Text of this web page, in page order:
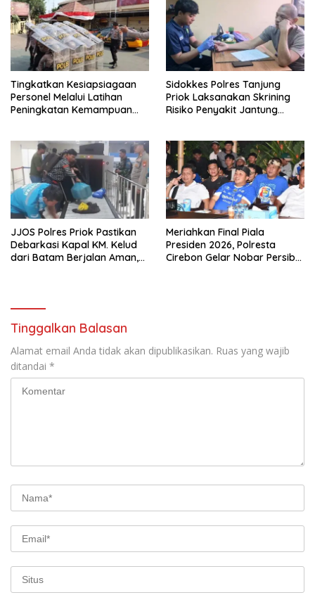
Tingkatkan Kesiapsiagaan
Personel Melalui Latihan
Peningkatan Kemampuan
Sidokkes Polres Tanjung
Priok Laksanakan Skrining
Risiko Penyakit Jantung
JJOS Polres Priok Pastikan
Debarkasi Kapal KM. Kelud
dari Batam Berjalan Aman,
Meriahkan Final Piala
Presiden 2026, Polresta
Cirebon Gelar Nobar Persib
Tinggalkan Balasan
Alamat email Anda tidak akan dipublikasikan. Ruas yang wajib
ditandai *